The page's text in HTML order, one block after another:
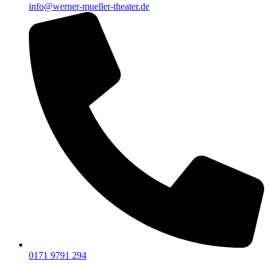
info@werner-mueller-theater.de
0171 9791 294